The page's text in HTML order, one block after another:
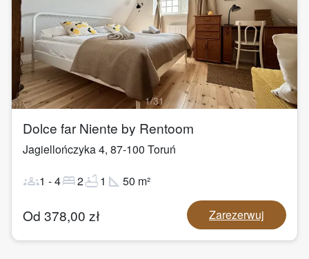
1/31
Dolce far Niente by Rentoom
Jagiellończyka 4, 87-100 Toruń
groups1 -4bed2bathtub1 square_foot 50 m²
Od 378,00 zł Zarezerwuj